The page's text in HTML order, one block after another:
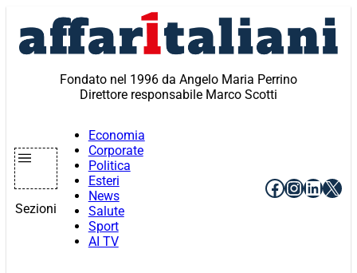
contenuto
Fondato nel 1996 da Angelo Maria Perrino
Direttore responsabile Marco Scotti
Sezioni
Economia
Corporate
Politica
Esteri
News
Salute
Sport
AI TV
Facebook
X